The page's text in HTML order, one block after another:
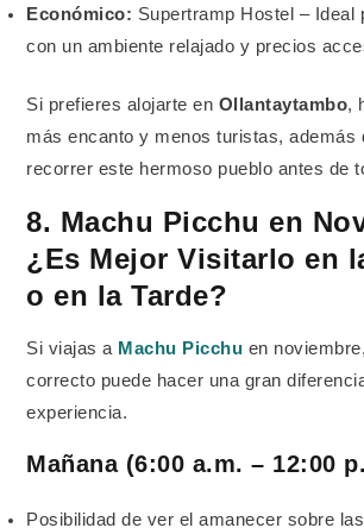
Económico: Supertramp Hostel – Ideal
con un ambiente relajado y precios
Si prefieres alojarte en Ollantaytambo,
más encanto y menos turistas, además
recorrer este hermoso pueblo antes de
8. Machu Picchu en
¿Es Mejor Visitarlo en
o en la Tarde?
Si viajas a Machu Picchu en
correcto puede hacer una gran
experiencia.
Mañana (6:00 a.m. – 12:00
Posibilidad de ver el amanecer sobre